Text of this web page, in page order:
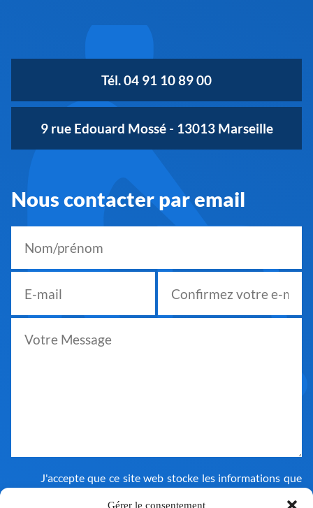
Gérer le consentement
Tél. 04 91 10 89 00
9 rue Edouard Mossé - 13013 Marseille
Nous contacter par email
J'accepte que ce site web stocke les informations que
j'ai soumises afin de pouvoir répondre à ma demande.
Consultez notre politique de confidentialité pour en